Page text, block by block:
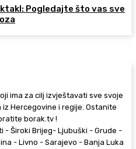
Pogledajte što vas sve
ima za cilj izvještavati sve svoje
Hercegovine i regije. Ostanite
borak.tv !
- Široki Brijeg- Ljubuški - Grude -
- Livno - Sarajevo - Banja Luka